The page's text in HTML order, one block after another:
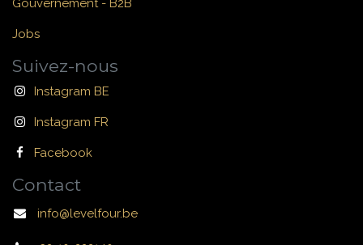
Gouvernement - B2B
Jobs
Suivez-nous
Instagram BE
Instagram FR
Facebook
Contact
info@levelfour.be